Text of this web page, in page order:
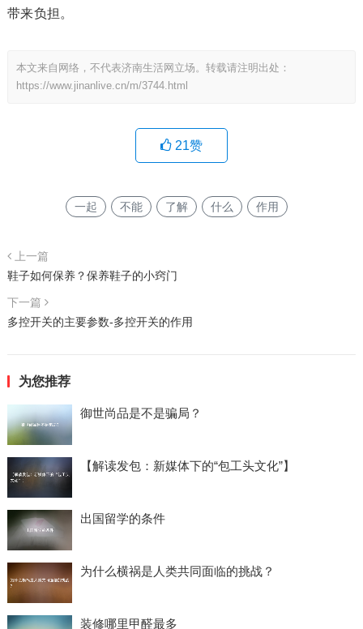
带来负担。
本文来自网络，不代表济南生活网立场。转载请注明出处：
https://www.jinanlive.cn/m/3744.html
21赞
一起 不能 了解 什么 作用
上一篇
鞋子如何保养？保养鞋子的小窍门
下一篇
多控开关的主要参数-多控开关的作用
为您推荐
御世尚品是不是骗局？
【解读发包：新媒体下的“包工头文化”】
出国留学的条件
为什么横祸是人类共同面临的挑战？
装修哪里甲醛最多